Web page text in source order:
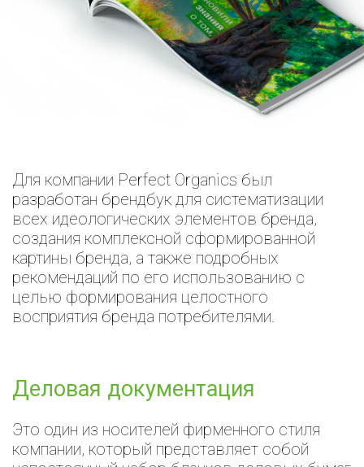
Для компании Perfect Organics был
разработан брендбук для систематизации
всех идеологических элементов бренда,
создания комплексной сформированной
картины бренда, а также подробных
рекомендаций по его использованию с
целью формирования целостного
восприятия бренда потребителями.
Деловая документация
Это один из носителей фирменного стиля
компании, который представляет собой